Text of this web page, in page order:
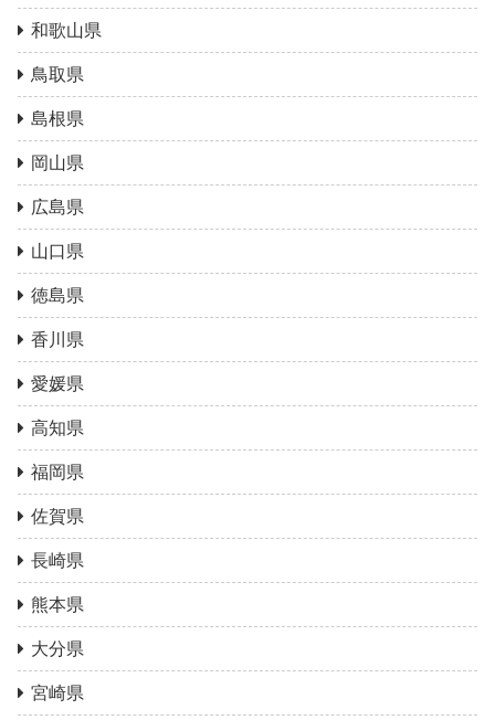
和歌山県
鳥取県
島根県
岡山県
広島県
山口県
徳島県
香川県
愛媛県
高知県
福岡県
佐賀県
長崎県
熊本県
大分県
宮崎県